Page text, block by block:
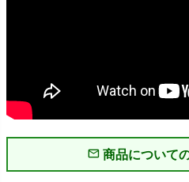
商品について